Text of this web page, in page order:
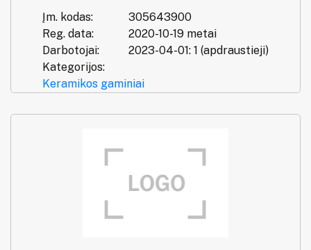
Įm. kodas:
305643900
Reg. data:
2020-10-19 metai
Darbotojai:
2023-04-01: 1 (apdraustieji)
Kategorijos:
Keramikos gaminiai